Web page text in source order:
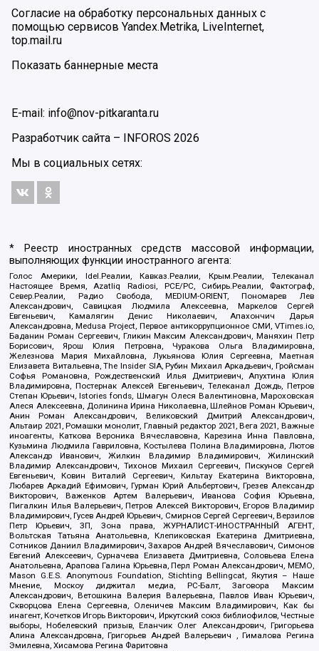
Согласие на обработку персональных данных с
помощью сервисов Yandex.Metrika, LiveInternet,
top.mail.ru
Показать баннерные места
E-mail: info@nov-pitkaranta.ru
Разработчик сайта –
INFOROS 2026
Мы в социальных сетях:
* Реестр иностранных средств массовой информации,
выполняющих функции иностранного агента:
Голос Америки, Idel.Реалии, Кавказ.Реалии, Крым.Реалии, Телеканал
Настоящее Время, Azatliq Radiosi, PCE/PC, Сибирь.Реалии, Фактограф,
Север.Реалии, Радио Свобода, MEDIUM-ORIENT, Пономарев Лев
Александрович, Савицкая Людмила Алексеевна, Маркелов Сергей
Евгеньевич, Камалягин Денис Николаевич, Апахончич Дарья
Александровна, Medusa Project, Первое антикоррупционное СМИ, VTimes.io,
Баданин Роман Сергеевич, Гликин Максим Александрович, Маняхин Петр
Борисович, Ярош Юлия Петровна, Чуракова Ольга Владимировна,
Железнова Мария Михайловна, Лукьянова Юлия Сергеевна, Маетная
Елизавета Витальевна, The Insider SIA, Рубин Михаил Аркадьевич, Гройсман
Софья Романовна, Рождественский Илья Дмитриевич, Апухтина Юлия
Владимировна, Постернак Алексей Евгеньевич, Телеканал Дождь, Петров
Степан Юрьевич, Istories fonds, Шмагун Олеся Валентиновна, Мароховская
Алеся Алексеевна, Долинина Ирина Николаевна, Шлейнов Роман Юрьевич,
Анин Роман Александрович, Великовский Дмитрий Александрович,
Альтаир 2021, Ромашки монолит, Главный редактор 2021, Вега 2021, Важные
иноагенты, Каткова Вероника Вячеславовна, Карезина Инна Павловна,
Кузьмина Людмила Гавриловна, Костылева Полина Владимировна, Лютов
Александр Иванович, Жилкин Владимир Владимирович, Жилинский
Владимир Александрович, Тихонов Михаил Сергеевич, Пискунов Сергей
Евгеньевич, Ковин Виталий Сергеевич, Кильтау Екатерина Викторовна,
Любарев Аркадий Ефимович, Гурман Юрий Альбертович, Грезев Александр
Викторович, Важенков Артем Валерьевич, Иванова София Юрьевна,
Пигалкин Илья Валерьевич, Петров Алексей Викторович, Егоров Владимир
Владимирович, Гусев Андрей Юрьевич, Смирнов Сергей Сергеевич, Верзилов
Петр Юрьевич, ЗП, Зона права, ЖУРНАЛИСТ-ИНОСТРАННЫЙ АГЕНТ,
Вольтская Татьяна Анатольевна, Клепиковская Екатерина Дмитриевна,
Сотников Даниил Владимирович, Захаров Андрей Вячеславович, Симонов
Евгений Алексеевич, Сурначева Елизавета Дмитриевна, Соловьева Елена
Анатольевна, Арапова Галина Юрьевна, Перл Роман Александрович, МЕМО,
Mason G.E.S. Anonymous Foundation, Stichting Bellingcat, Якутия – Наше
Мнение, Москоу диджитал медиа, РС-Балт, Заговора Максим
Александрович, Ветошкина Валерия Валерьевна, Павлов Иван Юрьевич,
Скворцова Елена Сергеевна, Оленичев Максим Владимирович, Как бы
инагент, Кочетков Игорь Викторович, Иркутский союз библиофилов, Честные
выборы, Нобелевский призыв, Еланчик Олег Александрович, Григорьева
Алина Александровна, Григорьев Андрей Валерьевич , Гималова Регина
Эмилевна, Хисамова Регина Фаритовна